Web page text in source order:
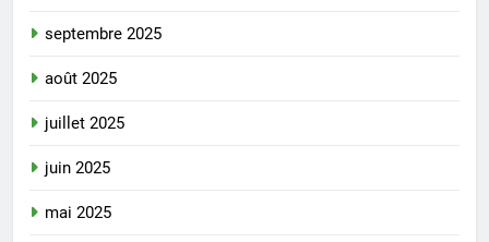
septembre 2025
août 2025
juillet 2025
juin 2025
mai 2025